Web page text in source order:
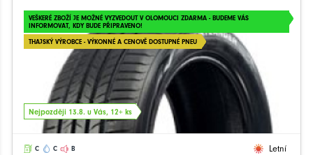
VEŠKERÉ ZBOŽÍ JE MOŽNÉ VYZVEDOUT V OLOMOUCI ZDARMA - BUDEME VÁS
INFORMOVAT, KDY BUDE PŘIPRAVENO!
THAJSKÝ VÝROBCE - VÝKONNÉ A CENOVĚ DOSTUPNÉ PNEU
Nejpozději 13.8. u Vás, 12+ ks
C C B Letní